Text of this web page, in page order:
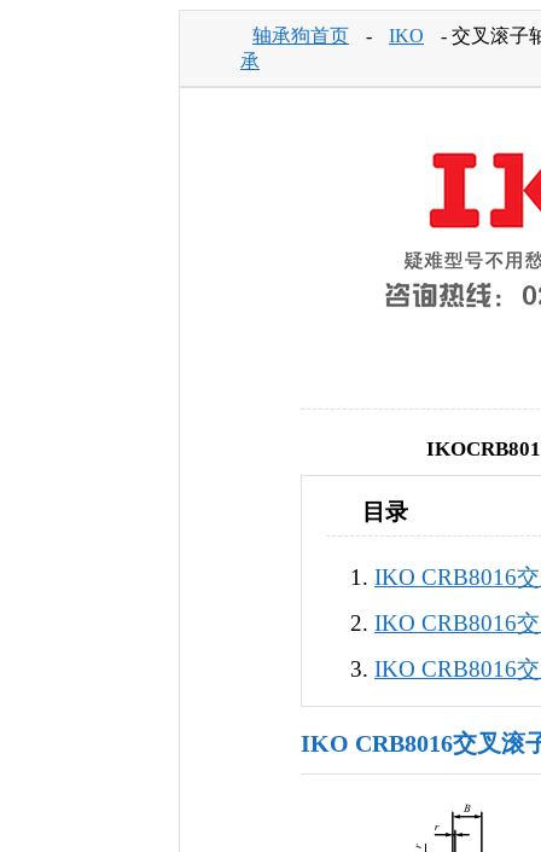
轴承狗首页 - IKO
- 交叉滚子
承
目录
IKO CRB8016
IKO CRB8016
IKO CRB8016
IKO CRB8016交叉滚